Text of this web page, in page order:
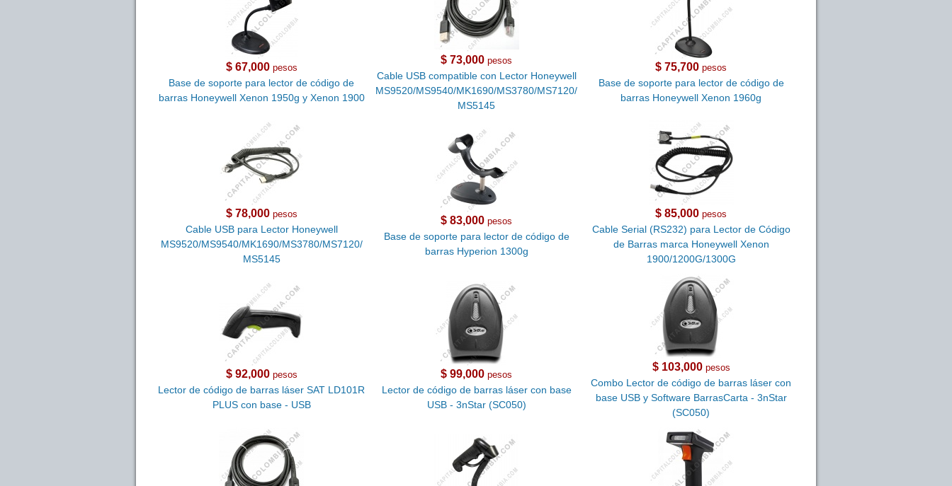
$ 67,000pesos
Base de soporte para lector de código de
barras Honeywell Xenon 1950g y Xenon 1900
$ 73,000 pesos
Cable USB compatible con Lector Honeywell
MS9520/MS9540/MK1690/MS3780/MS7120/
MS5145
$ 75,700 pesos
Base de soporte para lector de código de
barras Honeywell Xenon 1960g
$ 78,000pesos
Cable USB para Lector Honeywell
MS9520/MS9540/MK1690/MS3780/MS7120/
MS5145
$ 83,000 pesos
Base de soporte para lector de código de
barras Hyperion 1300g
$ 85,000 pesos
Cable Serial (RS232) para Lector de Código
de Barras marca Honeywell Xenon
1900/1200G/1300G
$ 92,000pesos
Lector de código de barras láser SAT LD101R
PLUS con base - USB
$ 99,000 pesos
Lector de código de barras láser con base
USB - 3nStar (SC050)
$ 103,000pesos
Combo Lector de código de barras láser con
base USB y Software BarrasCarta - 3nStar
(SC050)